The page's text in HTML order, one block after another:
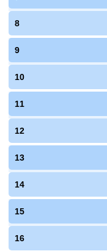
8
9
10
11
12
13
14
15
16